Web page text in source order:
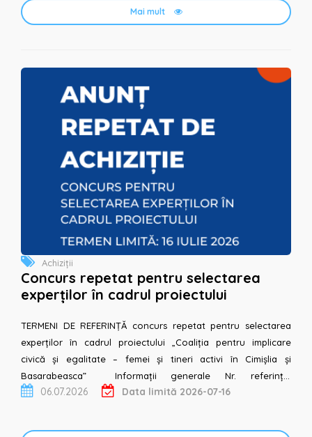
Mai mult
Achiziții
Concurs repetat pentru selectarea
experților în cadrul proiectului
TERMENI DE REFERINȚĂ concurs repetat pentru selectarea
experților în cadrul proiectului „Coaliția pentru implicare
civică și egalitate – femei și tineri activi în Cimișlia și
Basarabeasca” Informații generale Nr. referință:
FEE/1215/CH/04 Tipul c...
06.07.2026 Data limită 2026-07-16